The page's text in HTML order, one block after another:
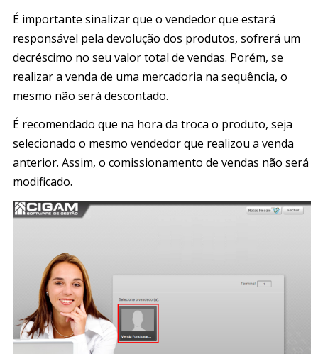
É importante sinalizar que o vendedor que estará
responsável pela devolução dos produtos, sofrerá um
decréscimo no seu valor total de vendas. Porém, se
realizar a venda de uma mercadoria na sequência, o
mesmo não será descontado.
É recomendado que na hora da troca o produto, seja
selecionado o mesmo vendedor que realizou a venda
anterior. Assim, o comissionamento de vendas não será
modificado.